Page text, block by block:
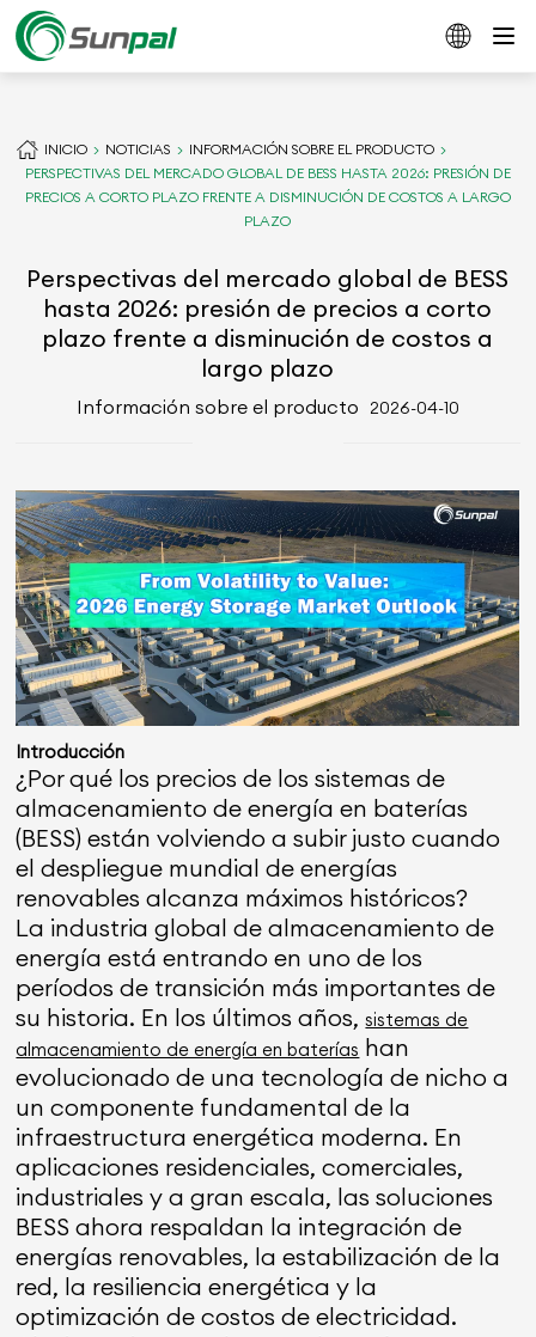
INICIO NOTICIAS
INFORMACIÓN SOBRE EL PRODUCTO
PERSPECTIVAS DEL MERCADO GLOBAL DE BESS HASTA 2026: PRESIÓN DE
PRECIOS A CORTO PLAZO FRENTE A DISMINUCIÓN DE COSTOS A LARGO
PLAZO
Perspectivas del mercado global de BESS
hasta 2026: presión de precios a corto
plazo frente a disminución de costos a
largo plazo
Información sobre el producto 2026-04-10
Introducción
¿Por qué los precios de los sistemas de
almacenamiento de energía en baterías
(BESS) están volviendo a subir justo cuando
el despliegue mundial de energías
renovables alcanza máximos históricos?
La industria global de almacenamiento de
energía está entrando en uno de los
períodos de transición más importantes de
su historia. En los últimos años,sistemas de
almacenamiento de energía en baterías han
evolucionado de una tecnología de nicho a
un componente fundamental de la
infraestructura energética moderna. En
aplicaciones residenciales, comerciales,
industriales y a gran escala, las soluciones
BESS ahora respaldan la integración de
energías renovables, la estabilización de la
red, la resiliencia energética y la
optimización de costos de electricidad.